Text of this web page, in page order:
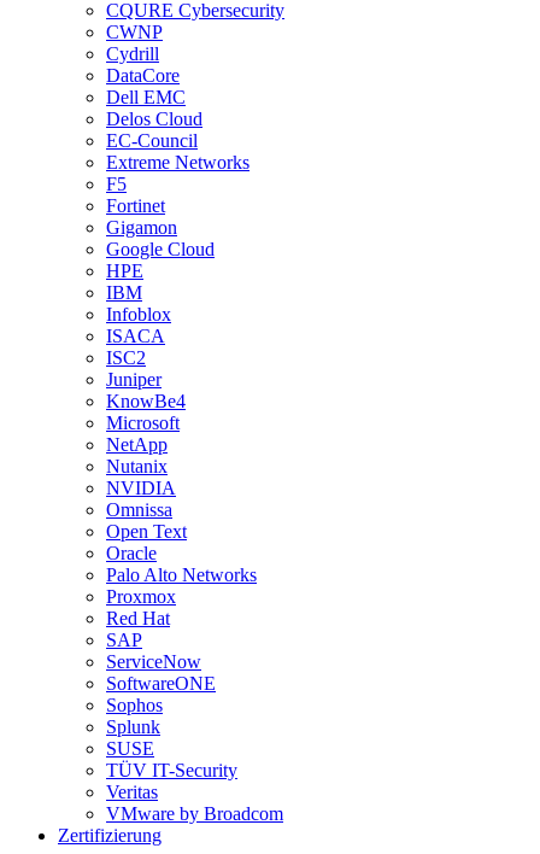
CQURE Cybersecurity
CWNP
Cydrill
DataCore
Dell EMC
Delos Cloud
EC-Council
Extreme Networks
F5
Fortinet
Gigamon
Google Cloud
HPE
IBM
Infoblox
ISACA
ISC2
Juniper
KnowBe4
Microsoft
NetApp
Nutanix
NVIDIA
Omnissa
Open Text
Oracle
Palo Alto Networks
Proxmox
Red Hat
SAP
ServiceNow
SoftwareONE
Sophos
Splunk
SUSE
TÜV IT-Security
Veritas
VMware by Broadcom
Zertifizierung